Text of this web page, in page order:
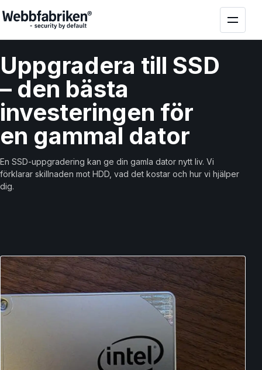
Uppgradera till SSD
– den bästa
investeringen för
en gammal dator
En SSD-uppgradering kan ge din gamla dator nytt liv. Vi
förklarar skillnaden mot HDD, vad det kostar och hur vi hjälper
dig.